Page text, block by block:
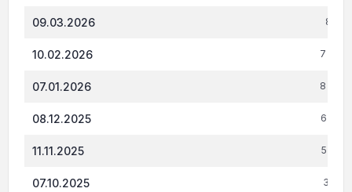
09.03.2026 8
10.02.2026 7
07.01.2026 8
08.12.2025 6
11.11.2025 5
07.10.2025 3